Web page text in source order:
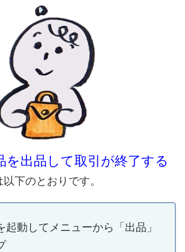
を出品して取引が終了する
以下のとおりです。
起動してメニューから「出品」